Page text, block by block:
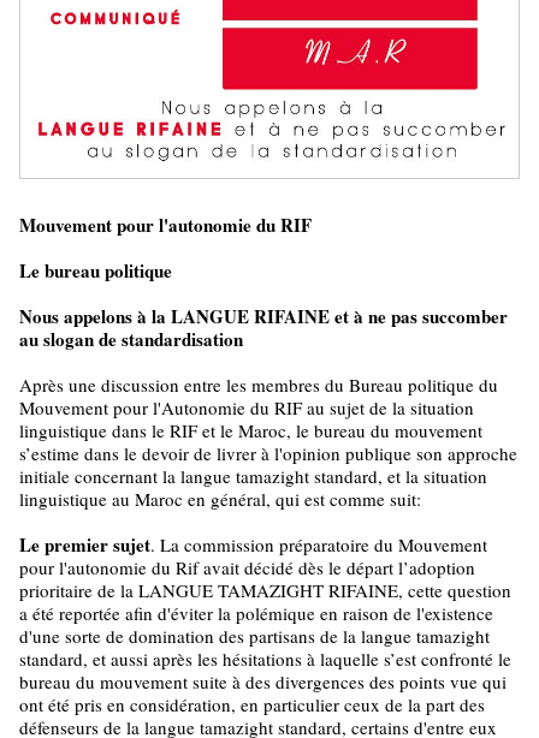
Mouvement pour l'autonomie du RIF
Le bureau politique
Nous appelons à la LANGUE RIFAINE et à ne pas succomber
au slogan de standardisation
Après une discussion entre les membres du Bureau politique du
Mouvement pour l'Autonomie du RIF au sujet de la situation
linguistique dans le RIF et le Maroc, le bureau du mouvement
s’estime dans le devoir de livrer à l'opinion publique son approche
initiale concernant la langue tamazight standard, et la situation
linguistique au Maroc en général, qui est comme suit:
Le premier sujet. La commission préparatoire du Mouvement
pour l'autonomie du Rif avait décidé dès le départ l’adoption
prioritaire de la LANGUE TAMAZIGHT RIFAINE, cette question
a été reportée afin d'éviter la polémique en raison de l'existence
d'une sorte de domination des partisans de la langue tamazight
standard, et aussi après les hésitations à laquelle s’est confronté le
bureau du mouvement suite à des divergences des points vue qui
ont été pris en considération, en particulier ceux de la part des
défenseurs de la langue tamazight standard, certains d'entre eux